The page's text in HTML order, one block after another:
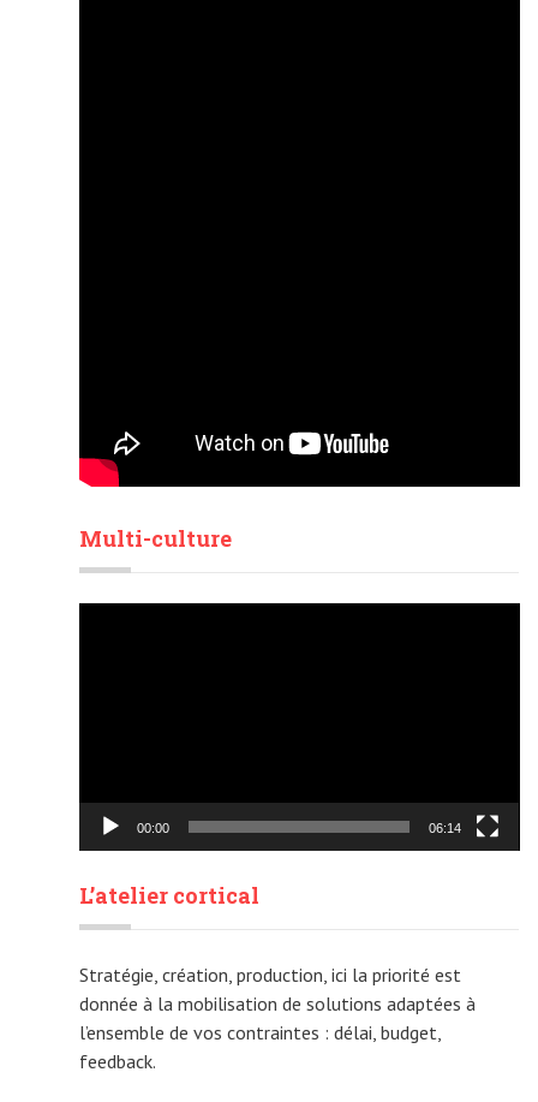
Multi-culture
00:00 06:14
L’atelier cortical
Stratégie, création, production, ici la priorité est
donnée à la mobilisation de solutions adaptées à
l’ensemble de vos contraintes : délai, budget,
feedback.